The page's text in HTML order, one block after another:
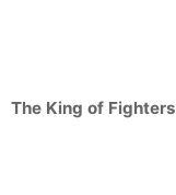
The King of Fighters